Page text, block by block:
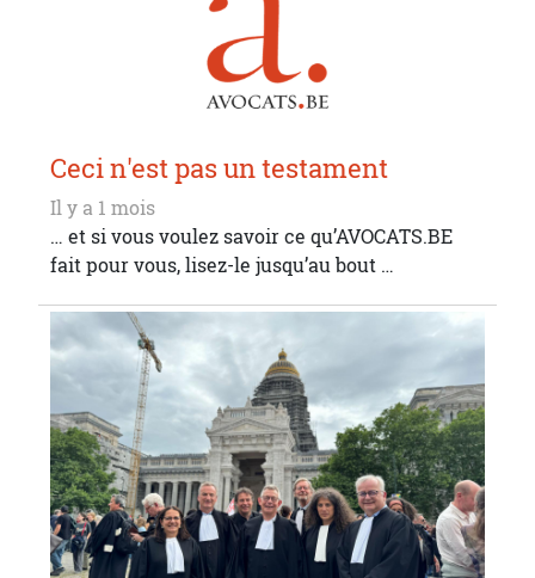
Ceci n'est pas un testament
Il y a 1 mois
… et si vous voulez savoir ce qu’AVOCATS.BE
fait pour vous, lisez-le jusqu’au bout …